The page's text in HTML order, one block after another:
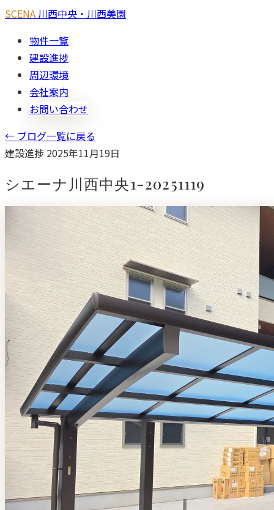
SCENA 川西中央・川西美園
物件一覧
建設進捗
周辺環境
会社案内
お問い合わせ
← ブログ一覧に戻る
建設進捗 2025年11月19日
シエーナ川西中央1-20251119